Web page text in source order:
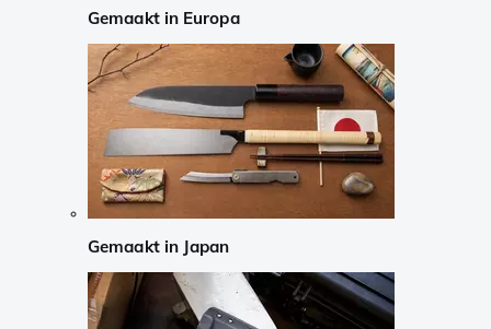
Gemaakt in Europa
Gemaakt in Japan